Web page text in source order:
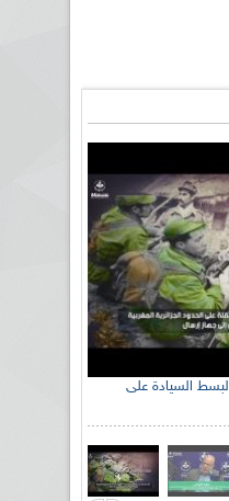
الإذاعة الجزائرية تحي الذكرى 59 لبسط السيادة على